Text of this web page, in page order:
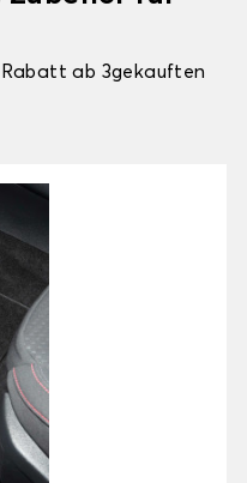
ab 3gekauften